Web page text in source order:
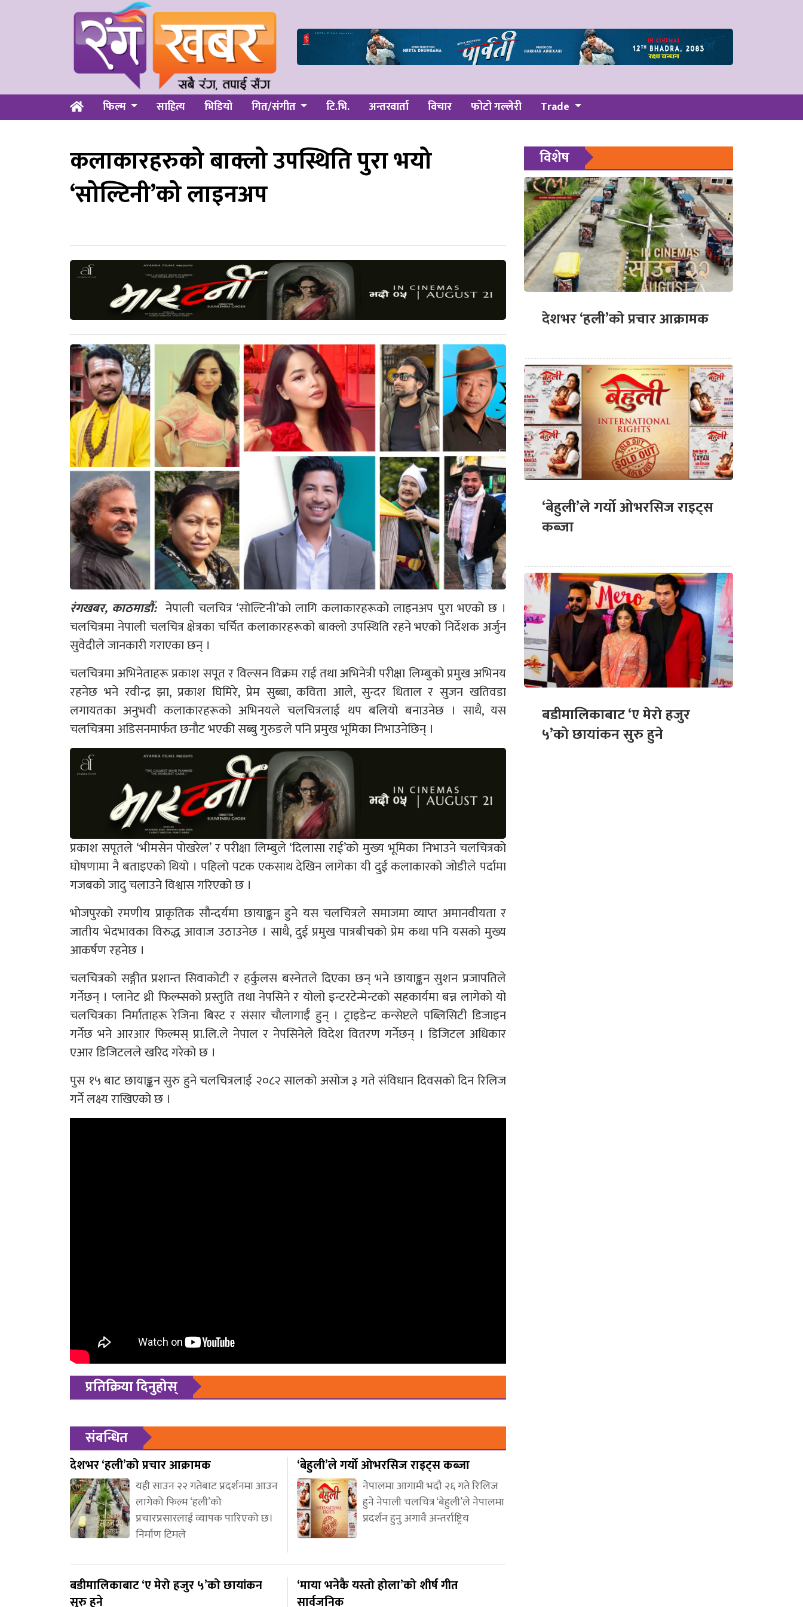
फिल्म साहित्य भिडियो गित/संगीत टि.भि. अन्तरवार्ता विचार फोटो गल्लेरी Trade
कलाकारहरुको बाक्लो उपस्थिति पुरा भयो
‘सोल्टिनी’को लाइनअप
रंगखबर, काठमाडौँ: नेपाली चलचित्र ‘सोल्टिनी’को लागि कलाकारहरूको लाइनअप पुरा भएको छ ।
चलचित्रमा नेपाली चलचित्र क्षेत्रका चर्चित कलाकारहरूको बाक्लो उपस्थिति रहने भएको निर्देशक अर्जुन
सुवेदीले जानकारी गराएका छन् ।
चलचित्रमा अभिनेताहरू प्रकाश सपूत र विल्सन विक्रम राई तथा अभिनेत्री परीक्षा लिम्बुको प्रमुख अभिनय
रहनेछ भने रवीन्द्र झा, प्रकाश घिमिरे, प्रेम सुब्बा, कविता आले, सुन्दर धिताल र सुजन खतिवडा
लगायतका अनुभवी कलाकारहरूको अभिनयले चलचित्रलाई थप बलियो बनाउनेछ । साथै, यस
चलचित्रमा अडिसनमार्फत छनौट भएकी सब्बु गुरुङले पनि प्रमुख भूमिका निभाउनेछिन् ।
प्रकाश सपूतले ‘भीमसेन पोखरेल’ र परीक्षा लिम्बुले ‘दिलासा राई’को मुख्य भूमिका निभाउने चलचित्रको
घोषणामा नै बताइएको थियो । पहिलो पटक एकसाथ देखिन लागेका यी दुई कलाकारको जोडीले पर्दामा
गजबको जादु चलाउने विश्वास गरिएको छ ।
भोजपुरको रमणीय प्राकृतिक सौन्दर्यमा छायाङ्कन हुने यस चलचित्रले समाजमा व्याप्त अमानवीयता र
जातीय भेदभावका विरुद्ध आवाज उठाउनेछ । साथै, दुई प्रमुख पात्रबीचको प्रेम कथा पनि यसको मुख्य
आकर्षण रहनेछ ।
चलचित्रको सङ्गीत प्रशान्त सिवाकोटी र हर्कुलस बस्नेतले दिएका छन् भने छायाङ्कन सुशन प्रजापतिले
गर्नेछन् । प्लानेट थ्री फिल्म्सको प्रस्तुति तथा नेपसिने र योलो इन्टरटेन्मेन्टको सहकार्यमा बन्न लागेको यो
चलचित्रका निर्माताहरू रेजिना बिस्ट र संसार चौलागाईँ हुन् । ट्राइडेन्ट कन्सेप्टले पब्लिसिटी डिजाइन
गर्नेछ भने आरआर फिल्मस् प्रा.लि.ले नेपाल र नेपसिनेले विदेश वितरण गर्नेछन् । डिजिटल अधिकार
एआर डिजिटलले खरिद गरेको छ ।
पुस १५ बाट छायाङ्कन सुरु हुने चलचित्रलाई २०८२ सालको असोज ३ गते संविधान दिवसको दिन रिलिज
गर्ने लक्ष्य राखिएको छ ।
प्रतिक्रिया दिनुहोस्
संबन्धित
देशभर ‘हली’को प्रचार आक्रामक
यही साउन २२ गतेबाट प्रदर्शनमा आउन
लागेको फिल्म ‘हली’को
प्रचारप्रसारलाई व्यापक पारिएको छ।
निर्माण टिमले
‘बेहुली’ले गर्यो ओभरसिज राइट्स कब्जा
नेपालमा आगामी भदौ २६ गते रिलिज
हुने नेपाली चलचित्र ‘बेहुली’ले नेपालमा
प्रदर्शन हुनु अगावै अन्तर्राष्ट्रिय
बडीमालिकाबाट ‘ए मेरो हजुर ५’को छायांकन
सुरु हुने
‘माया भनेकै यस्तो होला’को शीर्ष गीत
सार्वजनिक
विशेष
देशभर ‘हली’को प्रचार आक्रामक
‘बेहुली’ले गर्यो ओभरसिज राइट्स
कब्जा
बडीमालिकाबाट ‘ए मेरो हजुर
५’को छायांकन सुरु हुने